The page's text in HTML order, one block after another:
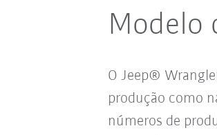
Modelo
O Jeep®
produção como
números de